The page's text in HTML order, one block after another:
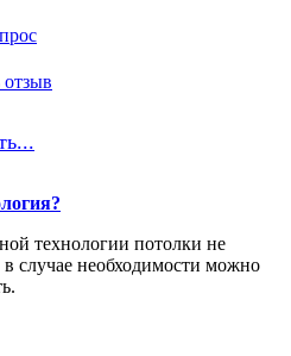
технологии потолки не
случае необходимости можно